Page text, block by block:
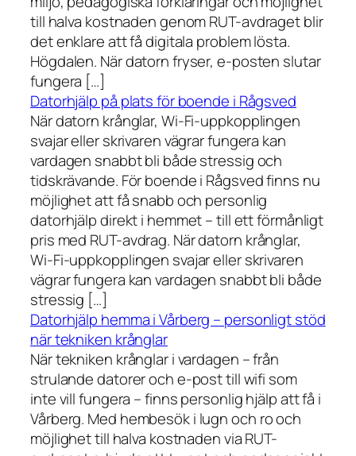
till halva kostnaden genom RUT-avdraget blir
det enklare att få digitala problem lösta.
Högdalen. När datorn fryser, e-posten slutar
fungera […]
Datorhjälp på plats för boende i Rågsved
När datorn krånglar, Wi-Fi-uppkopplingen
svajar eller skrivaren vägrar fungera kan
vardagen snabbt bli både stressig och
tidskrävande. För boende i Rågsved finns nu
möjlighet att få snabb och personlig
datorhjälp direkt i hemmet – till ett förmånligt
pris med RUT-avdrag. När datorn krånglar,
Wi-Fi-uppkopplingen svajar eller skrivaren
vägrar fungera kan vardagen snabbt bli både
stressig […]
Datorhjälp hemma i Vårberg – personligt stöd
när tekniken krånglar
När tekniken krånglar i vardagen – från
strulande datorer och e-post till wifi som
inte vill fungera – finns personlig hjälp att få i
Vårberg. Med hembesök i lugn och ro och
möjlighet till halva kostnaden via RUT-